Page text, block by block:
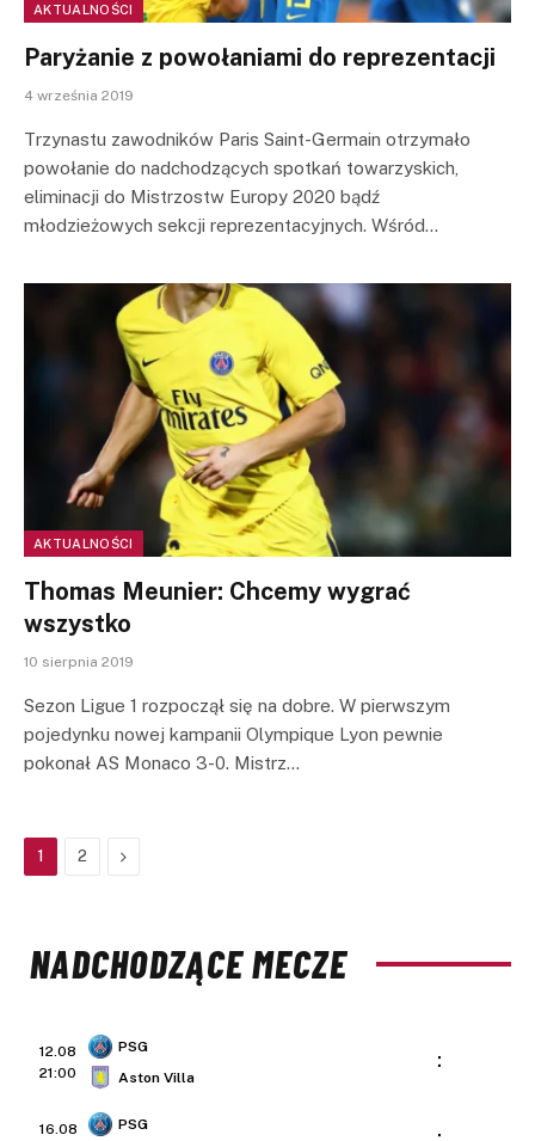
AKTUALNOŚCI
Paryżanie z powołaniami do reprezentacji
4 września 2019
Trzynastu zawodników Paris Saint-Germain otrzymało
powołanie do nadchodzących spotkań towarzyskich,
eliminacji do Mistrzostw Europy 2020 bądź
młodzieżowych sekcji reprezentacyjnych. Wśród…
AKTUALNOŚCI
Thomas Meunier: Chcemy wygrać
wszystko
10 sierpnia 2019
Sezon Ligue 1 rozpoczął się na dobre. W pierwszym
pojedynku nowej kampanii Olympique Lyon pewnie
pokonał AS Monaco 3-0. Mistrz…
1 2 Next
NADCHODZĄCE MECZE
12.08
21:00
PSG
Aston Villa
:
16.08 PSG